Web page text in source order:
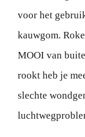
voor het
kauwgom.
MOOI van
rookt heb je
slechte